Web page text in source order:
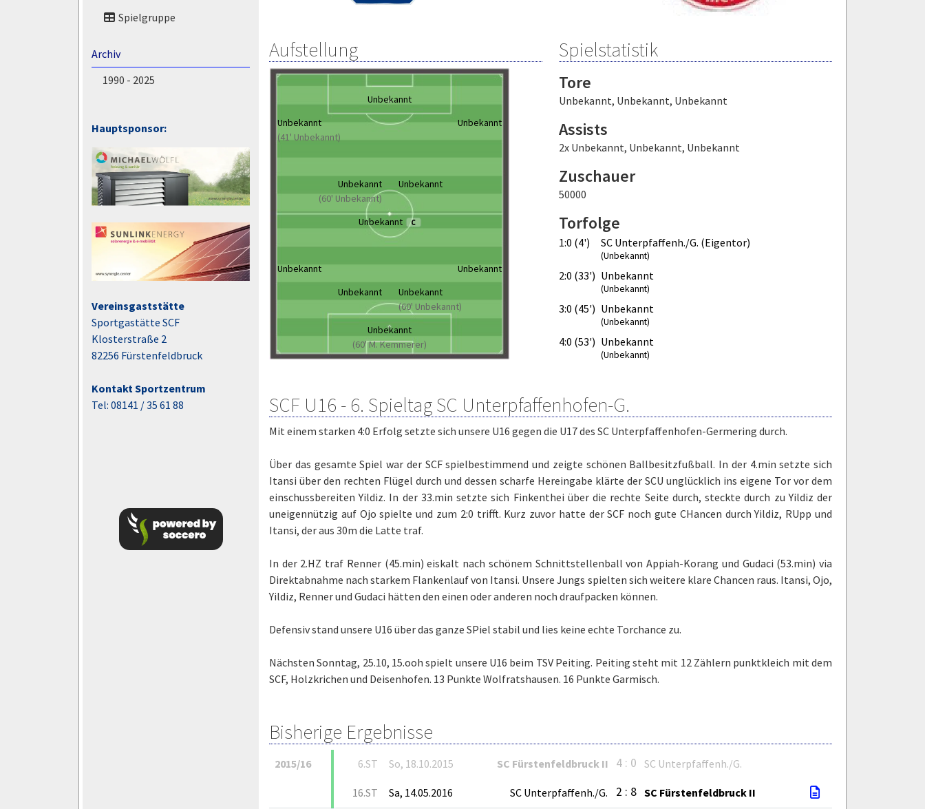
Spielgruppe
Archiv
1990 - 2025
Hauptsponsor:
Vereinsgaststätte
Sportgastätte SCF
Klosterstraße 2
82256 Fürstenfeldbruck
Kontakt Sportzentrum
Tel: 08141 / 35 61 88
Aufstellung
Unbekannt
Unbekannt
(41' Unbekannt)
Unbekannt
Unbekannt
(60' Unbekannt)
Unbekannt
Unbekannt C
Unbekannt
Unbekannt
Unbekannt
Unbekannt
(60' Unbekannt)
Unbekannt
(60' M. Kemmerer)
Spielstatistik
Tore
Unbekannt, Unbekannt, Unbekannt
Assists
2x Unbekannt, Unbekannt, Unbekannt
Zuschauer
50000
Torfolge
1:0 (4') SC Unterpfaffenh./G. (Eigentor)
(Unbekannt)
2:0 (33') Unbekannt
(Unbekannt)
3:0 (45') Unbekannt
(Unbekannt)
4:0 (53') Unbekannt
(Unbekannt)
SCF U16 - 6. Spieltag SC Unterpfaffenhofen-G.
Mit einem starken 4:0 Erfolg setzte sich unsere U16 gegen die U17 des SC Unterpfaffenhofen-Germering durch.
Über das gesamte Spiel war der SCF spielbestimmend und zeigte schönen Ballbesitzfußball. In der 4.min setzte sich
Itansi über den rechten Flügel durch und dessen scharfe Hereingabe klärte der SCU unglücklich ins eigene Tor vor dem
einschussbereiten Yildiz. In der 33.min setzte sich Finkenthei über die rechte Seite durch, steckte durch zu Yildiz der
uneigennützig auf Ojo spielte und zum 2:0 trifft. Kurz zuvor hatte der SCF noch gute CHancen durch Yildiz, RUpp und
Itansi, der aus 30m die Latte traf.
In der 2.HZ traf Renner (45.min) eiskalt nach schönem Schnittstellenball von Appiah-Korang und Gudaci (53.min) via
Direktabnahme nach starkem Flankenlauf von Itansi. Unsere Jungs spielten sich weitere klare Chancen raus. Itansi, Ojo,
Yildiz, Renner und Gudaci hätten den einen oder anderen noch draufpacken können.
Defensiv stand unsere U16 über das ganze SPiel stabil und lies keine echte Torchance zu.
Nächsten Sonntag, 25.10, 15.ooh spielt unsere U16 beim TSV Peiting. Peiting steht mit 12 Zählern punktkleich mit dem
SCF, Holzkrichen und Deisenhofen. 13 Punkte Wolfratshausen. 16 Punkte Garmisch.
Bisherige Ergebnisse
2015/16 6.ST So, 18.10.2015 SC Fürstenfeldbruck II 4 : 0 SC Unterpfaffenh./G.
16.ST Sa, 14.05.2016 SC Unterpfaffenh./G. 2 : 8 SC Fürstenfeldbruck II